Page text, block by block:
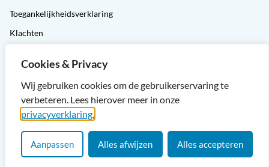
Cookies & Privacy
Wij gebruiken cookies om de gebruikerservaring te
verbeteren. Lees hierover meer in onze
privacyverklaring.
Aanpassen Alles afwijzen Alles accepteren
Toegankelijkheidsverklaring
Klachten
Sitemap